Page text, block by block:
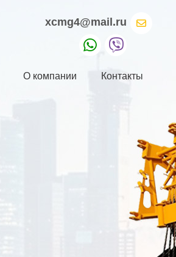
xcmg4@mail.ru
О компании Контакты